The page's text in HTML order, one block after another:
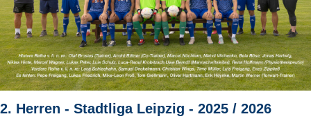
2. Herren - Stadtliga Leipzig - 2025 / 2026